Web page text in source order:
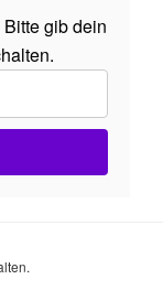
gib dein